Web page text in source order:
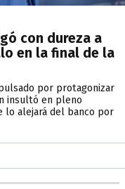
con dureza a
en la final de la
por protagonizar
insultó en pleno
lo alejará del banco por